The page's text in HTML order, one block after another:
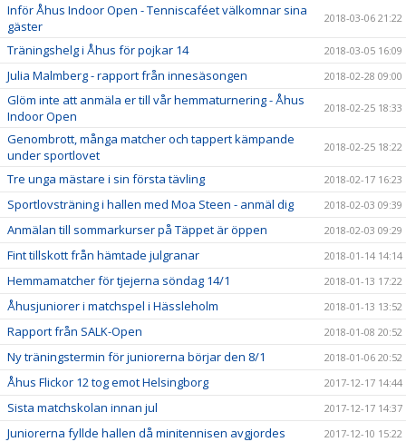
Inför Åhus Indoor Open - Tenniscaféet välkomnar sina
gäster
2018-03-06 21:22
Träningshelg i Åhus för pojkar 14 2018-03-05 16:09
Julia Malmberg - rapport från innesäsongen 2018-02-28 09:00
Glöm inte att anmäla er till vår hemmaturnering - Åhus
Indoor Open
2018-02-25 18:33
Genombrott, många matcher och tappert kämpande
under sportlovet
2018-02-25 18:22
Tre unga mästare i sin första tävling 2018-02-17 16:23
Sportlovsträning i hallen med Moa Steen - anmäl dig 2018-02-03 09:39
Anmälan till sommarkurser på Täppet är öppen 2018-02-03 09:29
Fint tillskott från hämtade julgranar 2018-01-14 14:14
Hemmamatcher för tjejerna söndag 14/1 2018-01-13 17:22
Åhusjuniorer i matchspel i Hässleholm 2018-01-13 13:52
Rapport från SALK-Open 2018-01-08 20:52
Ny träningstermin för juniorerna börjar den 8/1 2018-01-06 20:52
Åhus Flickor 12 tog emot Helsingborg 2017-12-17 14:44
Sista matchskolan innan jul 2017-12-17 14:37
Juniorerna fyllde hallen då minitennisen avgjordes 2017-12-10 15:22